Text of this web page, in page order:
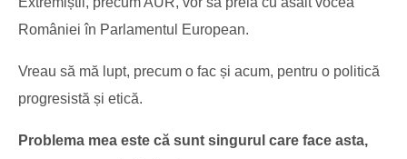
României în Parlamentul European.
Vreau să mă lupt, precum o fac și acum, pentru o politică
progresistă și etică.
Problema mea este că sunt singurul care face asta,